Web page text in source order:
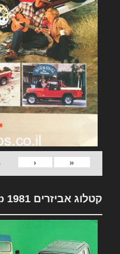
«
‹
קטלוג אביזרים 1981 Jeep